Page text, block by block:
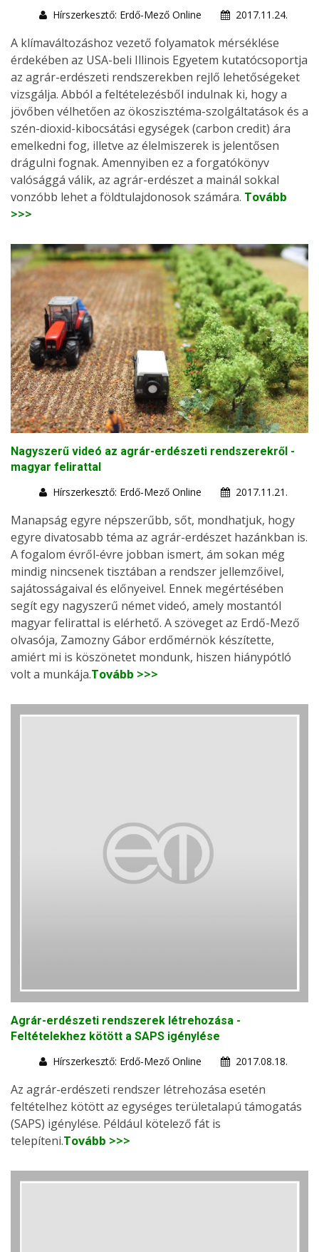
Hírszerkesztő: Erdő-Mező Online 2017.11.24.
A klímaváltozáshoz vezető folyamatok mérséklése
érdekében az USA-beli Illinois Egyetem kutatócsoportja
az agrár-erdészeti rendszerekben rejlő lehetőségeket
vizsgálja. Abból a feltételezésből indulnak ki, hogy a
jövőben vélhetően az ökoszisztéma-szolgáltatások és a
szén-dioxid-kibocsátási egységek (carbon credit) ára
emelkedni fog, illetve az élelmiszerek is jelentősen
drágulni fognak. Amennyiben ez a forgatókönyv
valósággá válik, az agrár-erdészet a mainál sokkal
vonzóbb lehet a földtulajdonosok számára. Tovább
>>>
Nagyszerű videó az agrár-erdészeti rendszerekről -
magyar felirattal
Hírszerkesztő: Erdő-Mező Online
2017.11.21.
Manapság egyre népszerűbb, sőt, mondhatjuk, hogy
egyre divatosabb téma az agrár-erdészet hazánkban is.
A fogalom évről-évre jobban ismert, ám sokan még
mindig nincsenek tisztában a rendszer jellemzőivel,
sajátosságaival és előnyeivel. Ennek megértésében
segít egy nagyszerű német videó, amely mostantól
magyar felirattal is elérhető. A szöveget az Erdő-Mező
olvasója, Zamozny Gábor erdőmérnök készítette,
amiért mi is köszönetet mondunk, hiszen hiánypótló
volt a munkája.Tovább >>>
Agrár-erdészeti rendszerek létrehozása -
Feltételekhez kötött a SAPS igénylése
Hírszerkesztő: Erdő-Mező Online
2017.08.18.
Az agrár-erdészeti rendszer létrehozása esetén
feltételhez kötött az egységes területalapú támogatás
(SAPS) igénylése. Például kötelező fát is
telepíteni.Tovább >>>